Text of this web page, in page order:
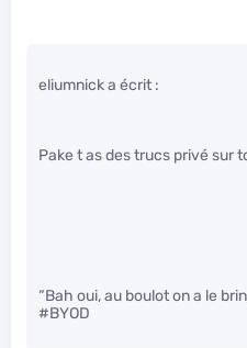
eliumnick a écrit :
Pake t as des trucs privé sur
“Bah oui, au boulot on a le
#BYOD